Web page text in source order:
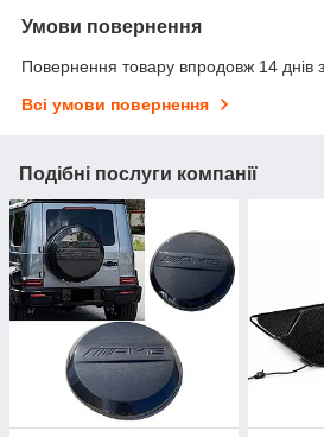
Умови повернення
Повернення товару впродовж 14 днів
Всі умови повернення
Подібні послуги компанії